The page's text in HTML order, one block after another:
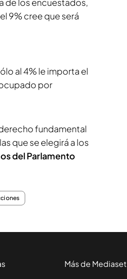
9% cree que será
al 4% le importa el
por
fundamental
que se elegirá a los
del Parlamento
Más de Mediaset